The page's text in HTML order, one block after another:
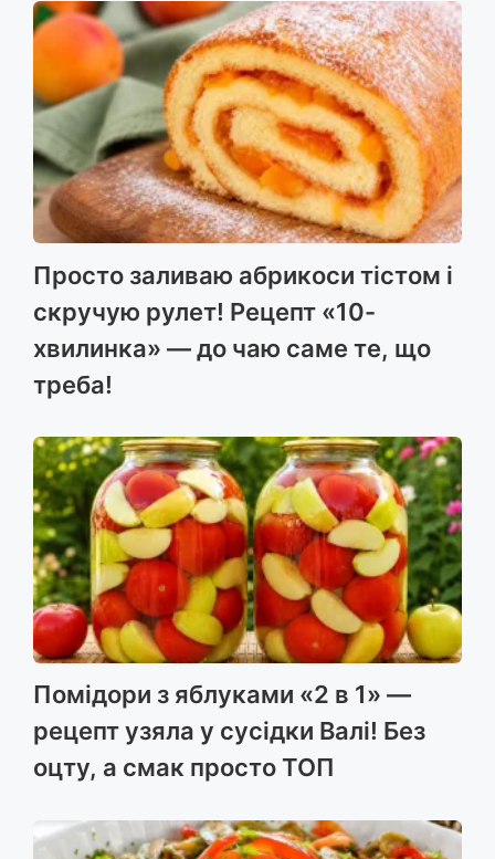
Просто заливаю абрикоси тістом і
скручую рулет! Рецепт «10-
хвилинка» — до чаю саме те, що
треба!
Помідори з яблуками «2 в 1» —
рецепт узяла у сусідки Валі! Без
оцту, а смак просто ТОП